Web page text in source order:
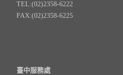
TEL:(02)2358-6222
FAX:(02)2358-6225
臺中服務處